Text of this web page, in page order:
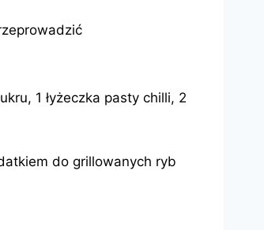
1 łyżeczka pasty chilli, 2
do grillowanych ryb